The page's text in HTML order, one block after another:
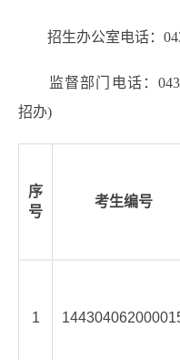
招生办公室电话：
监督部门电话：0431-
招办)
序
号
考生编号
1